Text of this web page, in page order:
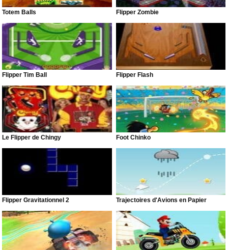
Totem Balls Flipper Zombie
Flipper Tim Ball Flipper Flash
Le Flipper de Chingy Foot Chinko
Flipper Gravitationnel 2 Trajectoires d'Avions en Papier